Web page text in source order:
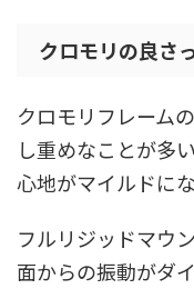
クロモリの良さ
クロモリフレーム
し重めなことが多
心地がマイルドに
フルリジッドマウ
面からの振動がダ